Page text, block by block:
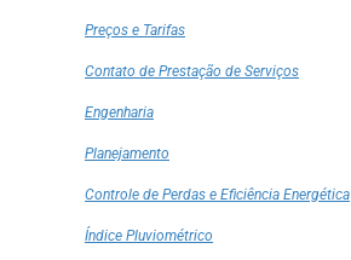
Preços e Tarifas
Contato de Prestação de Serviços
Engenharia
Planejamento
Controle de Perdas e Eficiência Energética
Índice Pluviométrico